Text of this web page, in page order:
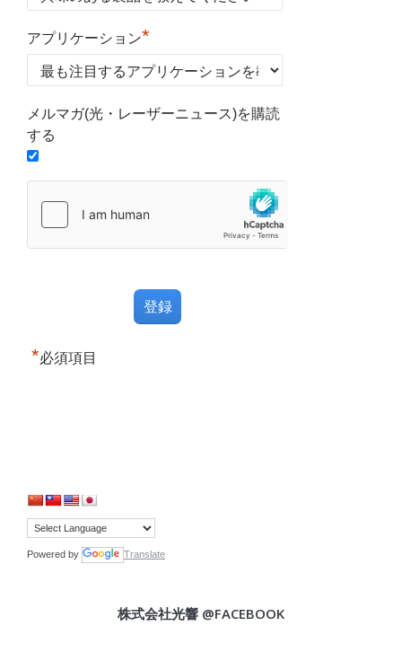
アプリケーション*
メルマガ(光・レーザーニュース)を購読
する
*必須項目
Powered by Translate
株式会社光響 @FACEBOOK